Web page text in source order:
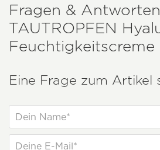
Fragen &
TAUTROPFEN
Feuchtigkeitscreme
Eine Frage zum Artikel